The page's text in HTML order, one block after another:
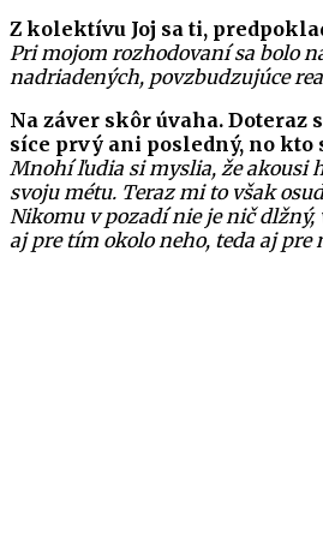
Z kolektívu Joj sa ti,
Pri mojom rozhodovaní sa bolo
nadriadených, povzbudzujúce
Na záver skôr úvaha. Doteraz
síce prvý ani posledný, no kto
Mnohí ľudia si myslia, že akousi
svoju métu. Teraz mi to však
Nikomu v pozadí nie je nič
aj pre tím okolo neho, teda aj pre